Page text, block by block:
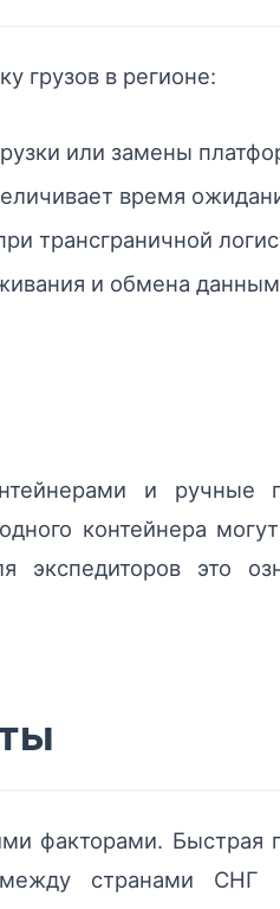
грузов в регионе:
или замены
время
трансграничной
и обмена
и ручные
контейнера
это
факторами. Быстрая
между странами